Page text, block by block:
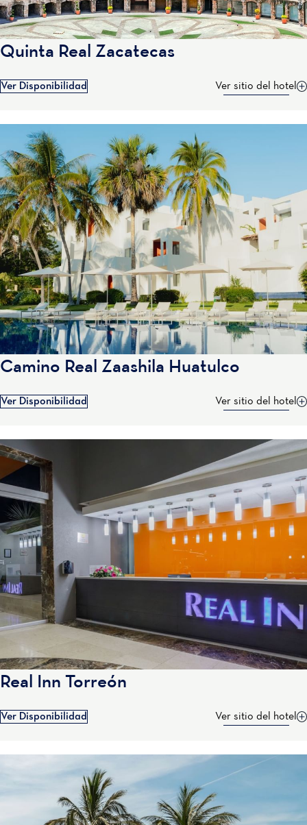
Quinta Real Zacatecas
Ver Disponibilidad Ver sitio del hotel
Camino Real Zaashila Huatulco
Ver Disponibilidad Ver sitio del hotel
Real Inn Torreón
Ver Disponibilidad Ver sitio del hotel